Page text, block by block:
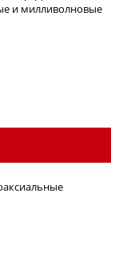
и милливолновые